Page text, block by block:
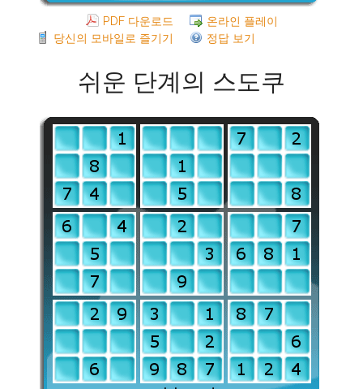
PDF 다운로드
온라인 플레이
당신의 모바일로 즐기기
정답 보기
쉬운 단계의 스도쿠